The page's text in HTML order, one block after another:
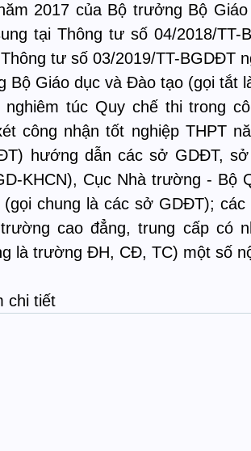
2017 của Bộ trưởng Bộ
tại Thông tư số 04/2018/TT-
tư số 03/2019/TT-BGDĐT
Bộ Giáo dục và Đào tạo (gọi tắt
túc Quy chế thi trong
công nhận tốt nghiệp THPT
hướng dẫn các sở GDĐT,
KHCN), Cục Nhà trường - Bộ
(gọi chung là các sở GDĐT);
cao đẳng, trung cấp có
là trường ĐH, CĐ, TC) một số
chi tiết